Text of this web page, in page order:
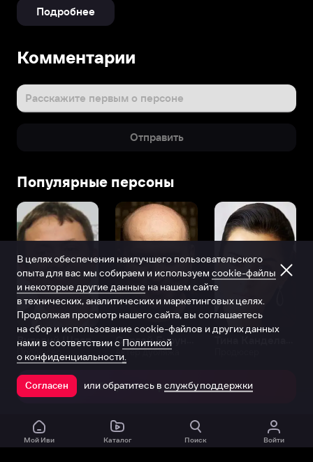
Подробнее
Комментарии
Расскажите первым о персоне
Отправить
Популярные персоны
Виталий Шляппо
Продюсер Актёр дубляжа
Открыть в приложении
Мой Иви Каталог Поиск Войти
В целях обеспечения наилучшего пользовательского
опыта для вас мы собираем и используем cookie-файлы
и некоторые другие данные на нашем сайте
в технических, аналитических и маркетинговых целях.
Продолжая просмотр нашего сайта, вы соглашаетесь
на сбор и использование cookie-файлов и других данных
нами в соответствии с Политикой
о конфиденциальности.
Согласен или обратитесь в службу поддержки